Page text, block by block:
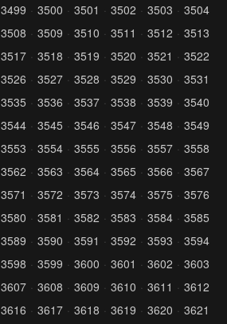
3499 3500 3501 3502 3503
3504
3508 3509 3510 3511 3512
3513
3517 3518 3519 3520 3521
3522
3526 3527 3528 3529 3530
3531
3535 3536 3537 3538 3539
3540
3544 3545 3546 3547 3548
3549
3553 3554 3555 3556 3557
3558
3562 3563 3564 3565 3566
3567
3571 3572 3573 3574 3575
3576
3580 3581 3582 3583 3584
3585
3589 3590 3591 3592 3593
3594
3598 3599 3600 3601 3602
3603
3607 3608 3609 3610 3611
3612
3616 3617 3618 3619 3620
3621